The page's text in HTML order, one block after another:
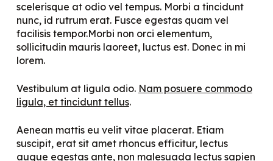
scelerisque at odio vel tempus. Morbi a tincidunt
nunc, id rutrum erat. Fusce egestas quam vel
facilisis tempor.Morbi non orci elementum,
sollicitudin mauris laoreet, luctus est. Donec in mi
lorem.
Vestibulum at ligula odio. Nam posuere commodo
ligula, et tincidunt tellus.
Aenean mattis eu velit vitae placerat. Etiam
suscipit, erat sit amet rhoncus efficitur, lectus
augue egestas ante, non malesuada lectus sapien